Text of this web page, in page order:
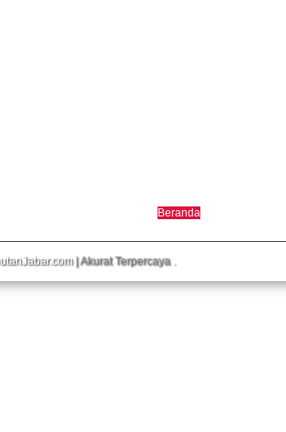
Beranda
| Akurat Terpercaya